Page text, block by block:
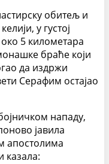
обитељ и
у густој
5 километара
браће који
да издржи
Серафим остајао
нападу,
јавила
апостолима
казала: